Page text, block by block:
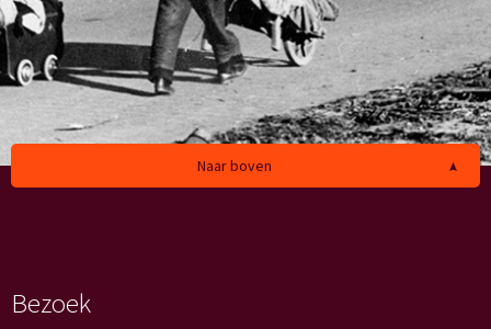
Naar boven
Bezoek